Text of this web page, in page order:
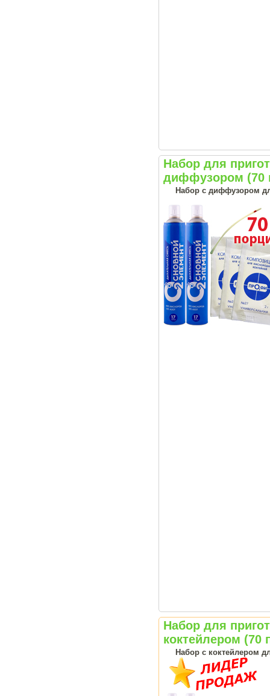
Набор для
диффузором (70
Набор с диффузором
Набор для
коктейлером (70
Набор с коктейлером